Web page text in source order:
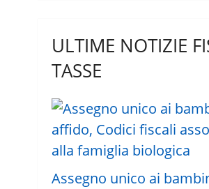
ULTIME NOTIZIE
TASSE
Assegno unico ai